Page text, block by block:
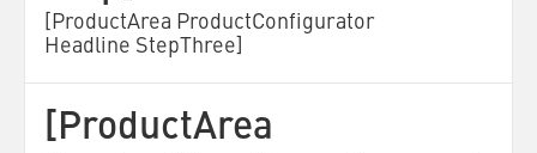
[ProductArea ProductConfigurator
Headline StepThree]
[ProductArea